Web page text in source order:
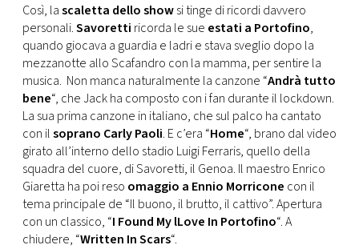
Così, lascaletta dello showsi tinge di ricordi davvero
personali.Savoretti ricorda le sue estati a Portofino,
quando giocava a guardia e ladri e stava sveglio dopo la
mezzanotte allo Scafandro con la mamma, per sentire la
musica. Non manca naturalmente la canzone “Andrà tutto
bene“, che Jack ha composto con i fan durante il lockdown.
La sua prima canzone in italiano, che sul palco ha cantato
con ilsoprano Carly Paoli. E c’era “Home“, brano dal video
girato all’interno dello stadio Luigi Ferraris, quello della
squadra del cuore, di Savoretti, il Genoa. Il maestro Enrico
Giaretta ha poi reso omaggio a Ennio Morricone con il
tema principale de “Il buono, il brutto, il cattivo”. Apertura
con un classico, “I Found My lLove In Portofino“. A
chiudere, “Written In Scars“.